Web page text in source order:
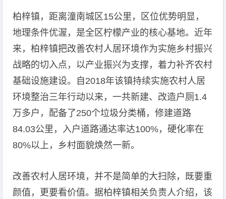
柏梓镇，距离潼南城区15公里，区位优势明显，
地理条件优渥，是全区柠檬产业的核心基地。近年
来，柏梓镇把改善农村人居环境作为实施乡村振兴
战略的切入点，以产业振兴为支撑，着力补齐农村
基础设施建设。自2018年该镇持续实施农村人居
环境整治三年行动以来，一共新建、改造户厕1.4
万多户，配备了250个垃圾分类桶，修建道路
84.03公里，入户道路通达率达100%，硬化率在
80%以上，乡村面貌焕然一新。
改善农村人居环境，并不是简单的大扫除，既要重
颜值，更要看价值。据柏梓镇相关负责人介绍，该